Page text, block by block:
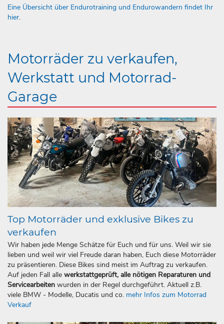
Eine Übersicht über Endurotraining und Endurowandern findet Ihr
hier.
Motorräder zu verkaufen,
Werkstatt und Motorrad-
Garage
Top Motorräder und exklusive Bikes zu
verkaufen
Wir haben jede Menge Schätze für Euch und für uns. Weil wir sie
lieben und weil wir viel Freude daran haben, Euch diese Motorräder
zu präsentieren. Diese Bikes sind meist im Auftrag zu verkaufen.
Auf jeden Fall alle werkstattgeprüft, alle nötigen Reparaturen und
Servicearbeiten wurden in der Regel durchgeführt. Aktuell z.B.
viele BMW - Modelle, Ducatis und co. mehr Infos zum Motorrad
Verkauf